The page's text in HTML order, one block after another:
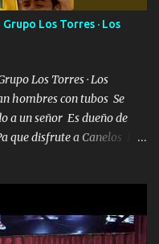
necesidad no porque
andar y nunca con la
ando de enamorado
Los Torres · Los
Los Torres · Los
hombres con tubos Se
a un señor Es dueño de
que disfrute a Canelos Es
de grandes por eso hay
para atender los deberes